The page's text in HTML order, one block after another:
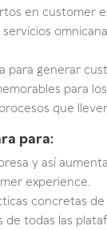
en customer
para generar
para
que
para:
y así
experience.
concretas
de todas las